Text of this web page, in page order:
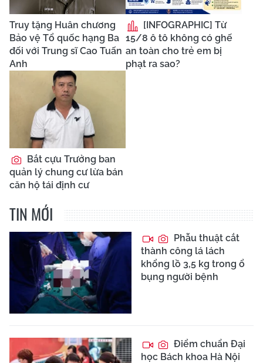
Truy tặng Huân chương
Bảo vệ Tổ quốc hạng Ba
đối với Trung sĩ Cao Tuấn
Anh
[INFOGRAPHIC] Từ
15/8 ô tô không có ghế
an toàn cho trẻ em bị
phạt ra sao?
Bắt cựu Trưởng ban
quản lý chung cư lừa bán
căn hộ tái định cư
TIN MỚI
Phẫu thuật cắt
thành công lá lách
khổng lồ 3,5 kg trong ổ
bụng người bệnh
Điểm chuẩn Đại
học Bách khoa Hà Nội